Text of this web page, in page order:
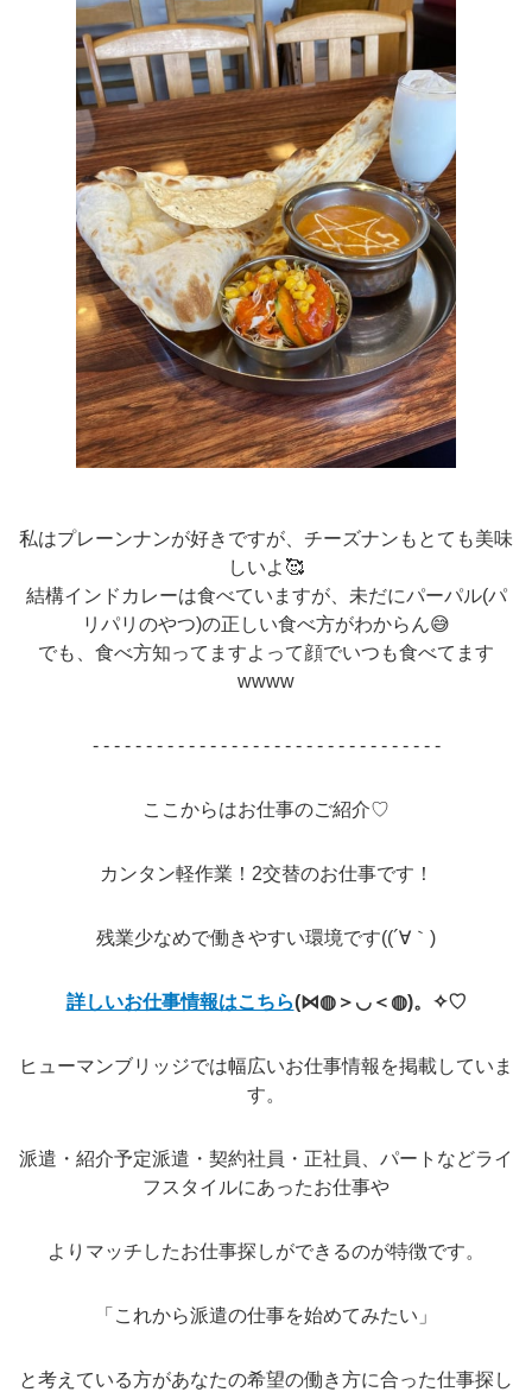
私はプレーンナンが好きですが、チーズナンもとても美味
しいよ🥰
結構インドカレーは食べていますが、未だにパーパル(パ
リパリのやつ)の正しい食べ方がわからん😅
でも、食べ方知ってますよって顔でいつも食べてます
wwww
- - - - - - - - - - - - - - - - - - - - - - - - - - - - - - - - -
ここからはお仕事のご紹介♡
カンタン軽作業！2交替のお仕事です！
残業少なめで働きやすい環境です((´∀｀)
詳しいお仕事情報はこちら(⋈◍＞◡＜◍)。✧♡
ヒューマンブリッジでは幅広いお仕事情報を掲載していま
す。
派遣・紹介予定派遣・契約社員・正社員、パートなどライ
フスタイルにあったお仕事や
よりマッチしたお仕事探しができるのが特徴です。
「これから派遣の仕事を始めてみたい」
と考えている方があなたの希望の働き方に合った仕事探し